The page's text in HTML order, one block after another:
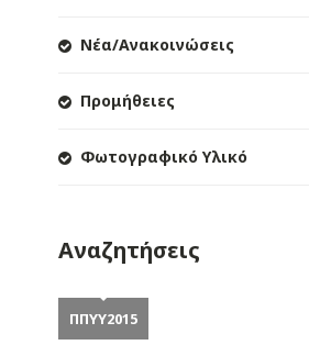
Νέα/Ανακοινώσεις
Προμήθειες
Φωτογραφικό Υλικό
Αναζητήσεις
ΠΠΥΥ2015